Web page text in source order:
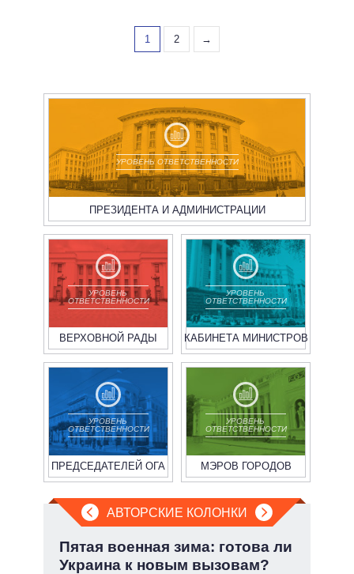
1 2 →
УРОВЕНЬ ОТВЕТСТВЕННОСТИ
ПРЕЗИДЕНТА И АДМИНИСТРАЦИИ
УРОВЕНЬ
ОТВЕТСТВЕННОСТИ
ВЕРХОВНОЙ РАДЫ
УРОВЕНЬ
ОТВЕТСТВЕННОСТИ
КАБИНЕТА МИНИСТРОВ
УРОВЕНЬ
ОТВЕТСТВЕННОСТИ
ПРЕДСЕДАТЕЛЕЙ ОГА
УРОВЕНЬ
ОТВЕТСТВЕННОСТИ
МЭРОВ ГОРОДОВ
АВТОРСКИЕ КОЛОНКИ
Пятая военная зима: готова ли
Украина к новым вызовам?